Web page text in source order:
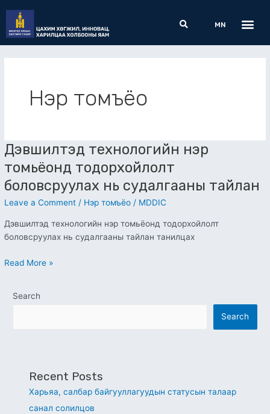
content
Search
MN
Нэр томъёо
Дэвшилтэд технологийн нэр
томьёонд тодорхойлолт
боловсруулах нь судалгааны тайлан
Leave a Comment / Нэр томъёо / MDDIC
Дэвшилтэд технологийн нэр томьёонд тодорхойлолт
боловсруулах нь судалгааны тайлан танилцах
Дэвшилтэд
технологийн
нэр
томьёонд
тодорхойлолт
нь
судалгааны
Read More »
Search
Search
Recent Posts
Харьяа, салбар байгууллагуудын статусын талаар
санал солилцов